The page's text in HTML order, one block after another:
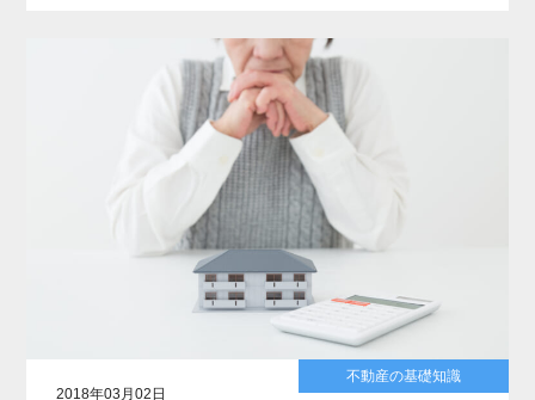
不動産の基礎知識
2018年03月02日